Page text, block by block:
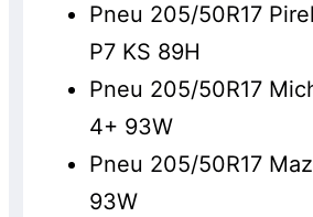
Pneu 205/50R17
P7 KS 89H
Pneu 205/50R17
4+ 93W
Pneu 205/50R17
93W